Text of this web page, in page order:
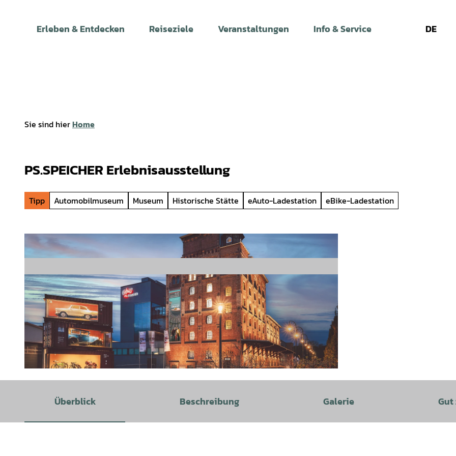
Erleben & Entdecken Reiseziele Veranstaltungen Info & Service DE
Sie sind hierHome
PS.SPEICHER Erlebnisausstellung
Tipp Automobilmuseum Museum Historische Stätte eAuto-Ladestation eBike-Ladestation
Überblick Beschreibung Galerie Gut